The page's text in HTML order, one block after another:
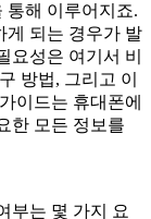
통해 이루어지죠.
게 되는 경우가 발
요성은 여기서 비
방법, 그리고 이
이드는 휴대폰에
한 모든 정보를
부는 몇 가지 요